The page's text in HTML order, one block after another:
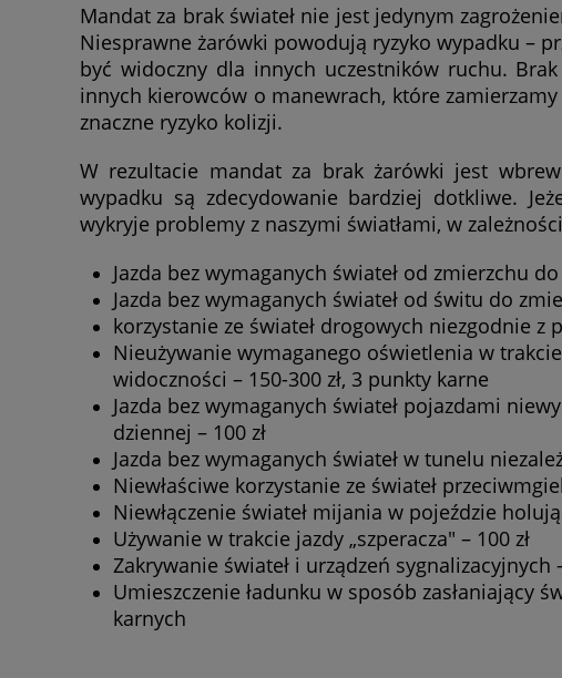
Mandat za brak świateł nie jest jedynym
Niesprawne żarówki powodują ryzyko wypadku –
być widoczny dla innych uczestników ruchu.
innych kierowców o manewrach, które
znaczne ryzyko kolizji.
W rezultacie mandat za brak żarówki jest
wypadku są zdecydowanie bardziej dotkliwe.
wykryje problemy z naszymi światłami, w
Jazda bez wymaganych świateł od zmierzchu
Jazda bez wymaganych świateł od świtu do
korzystanie ze świateł drogowych niezgodnie z
Nieużywanie wymaganego oświetlenia w
widoczności – 150-300 zł, 3 punkty karne
Jazda bez wymaganych świateł pojazdami
dziennej – 100 zł
Jazda bez wymaganych świateł w tunelu
Niewłaściwe korzystanie ze świateł
Niewłączenie świateł mijania w pojeździe
Używanie w trakcie jazdy „szperacza" – 100 zł
Zakrywanie świateł i urządzeń sygnalizacyjnych
Umieszczenie ładunku w sposób zasłaniający
karnych